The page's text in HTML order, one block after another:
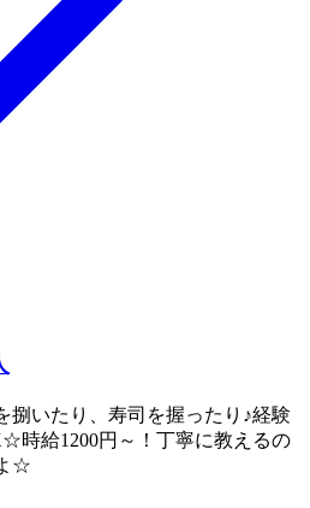
捌いたり、寿司を握ったり♪経験
時給1200円～！丁寧に教えるの
☆